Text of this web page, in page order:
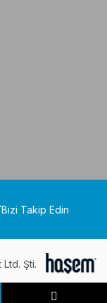
Bizi Takip Edin
Şti.